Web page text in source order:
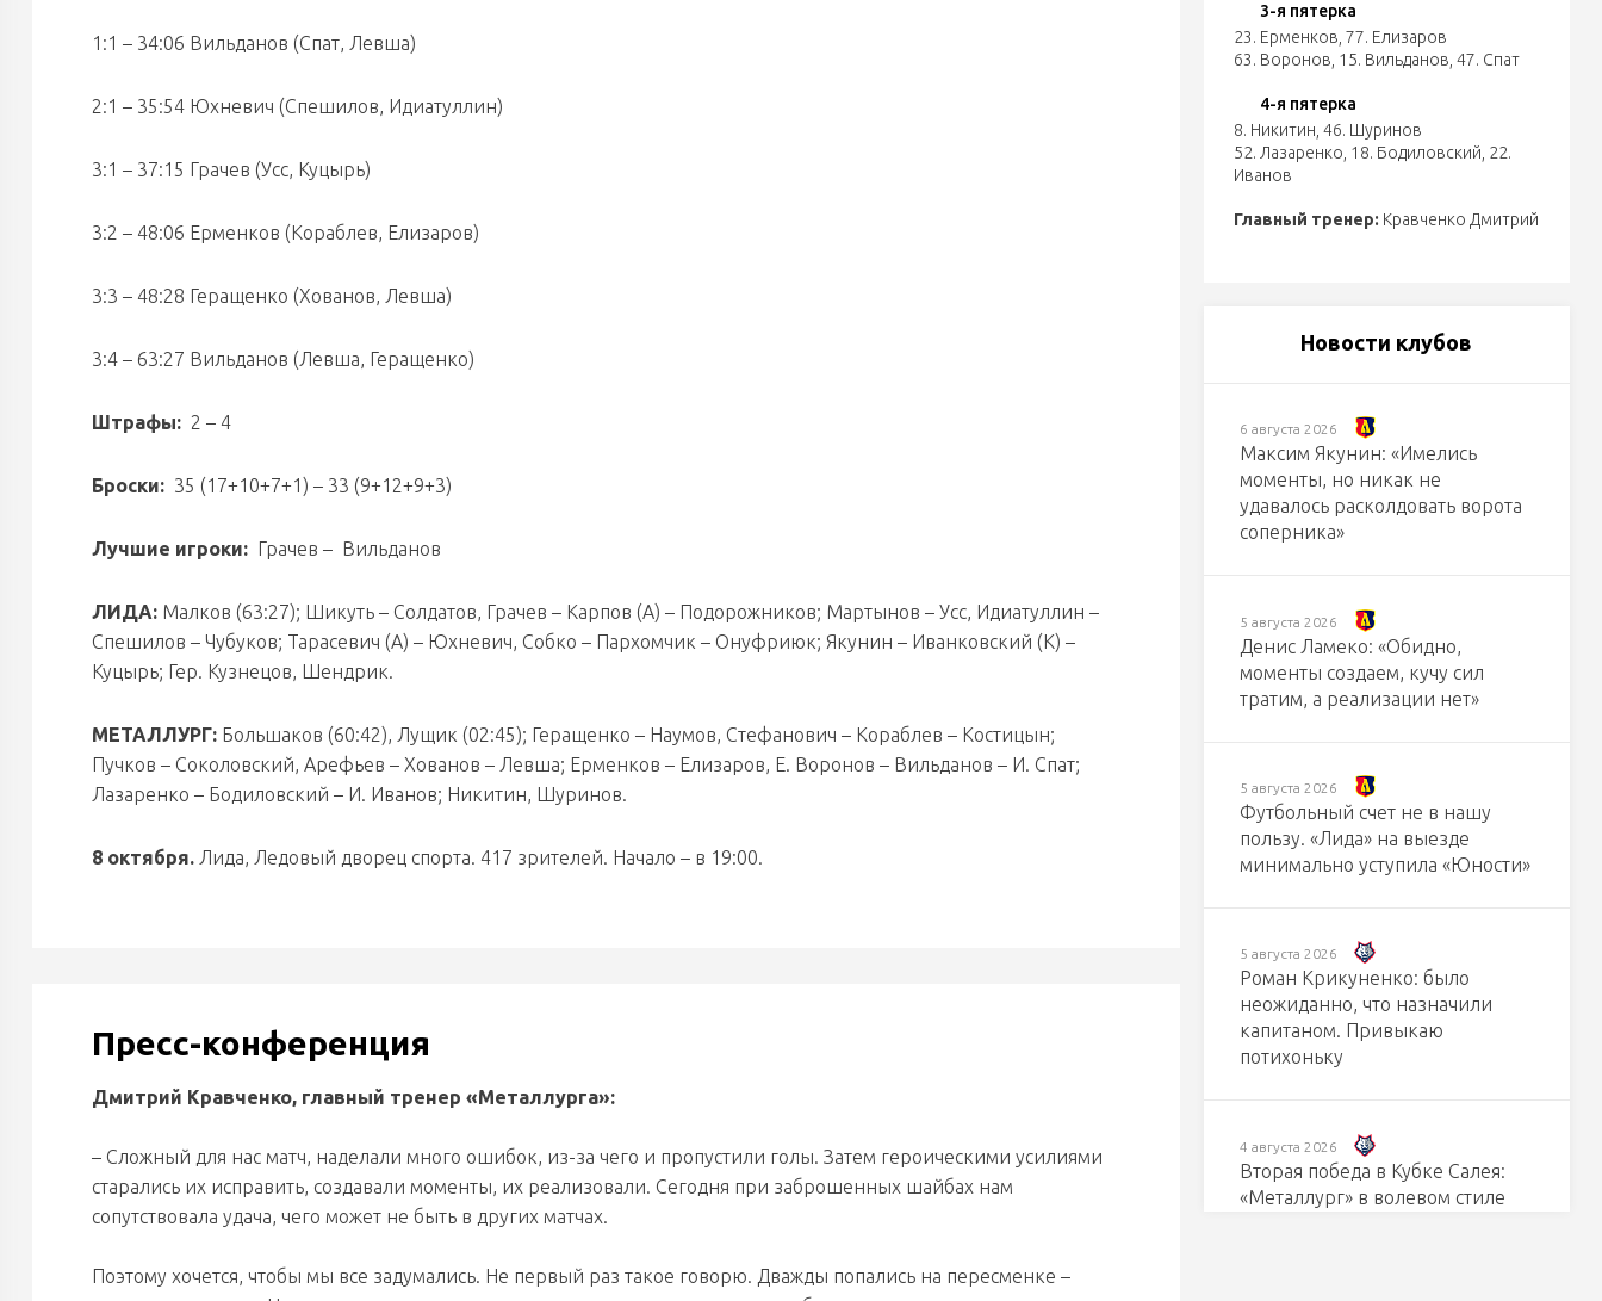
1:1 – 34:06 Вильданов (Спат, Левша)
2:1 – 35:54 Юхневич (Спешилов, Идиатуллин)
3:1 – 37:15 Грачев (Усс, Куцырь)
3:2 – 48:06 Ерменков (Кораблев, Елизаров)
3:3 – 48:28 Геращенко (Хованов, Левша)
3:4 – 63:27 Вильданов (Левша, Геращенко)
Штрафы: 2 – 4
Броски: 35 (17+10+7+1) – 33 (9+12+9+3)
Лучшие игроки: Грачев – Вильданов
ЛИДА: Малков (63:27); Шикуть – Солдатов, Грачев – Карпов (А) – Подорожников; Мартынов – Усс, Идиатуллин –
Спешилов – Чубуков; Тарасевич (А) – Юхневич, Собко – Пархомчик – Онуфриюк; Якунин – Иванковский (К) –
Куцырь; Гер. Кузнецов, Шендрик.
МЕТАЛЛУРГ: Большаков (60:42), Лущик (02:45); Геращенко – Наумов, Стефанович – Кораблев – Костицын;
Пучков – Соколовский, Арефьев – Хованов – Левша; Ерменков – Елизаров, Е. Воронов – Вильданов – И. Спат;
Лазаренко – Бодиловский – И. Иванов; Никитин, Шуринов.
8 октября. Лида, Ледовый дворец спорта. 417 зрителей. Начало – в 19:00.
Пресс-конференция
Дмитрий Кравченко, главный тренер «Металлурга»:
– Сложный для нас матч, наделали много ошибок, из-за чего и пропустили голы. Затем героическими усилиями
старались их исправить, создавали моменты, их реализовали. Сегодня при заброшенных шайбах нам
сопутствовала удача, чего может не быть в других матчах.
Поэтому хочется, чтобы мы все задумались. Не первый раз такое говорю. Дважды попались на пересменке –
3-я пятерка
23. Ерменков 77. Елизаров
63. Воронов 15. Вильданов 47. Спат
4-я пятерка
8. Никитин 46. Шуринов
52. Лазаренко 18. Бодиловский 22.
Иванов
Главный тренер: Кравченко Дмитрий
Новости клубов
6 августа 2026
Максим Якунин: «Имелись
моменты, но никак не
удавалось расколдовать ворота
соперника»
5 августа 2026
Денис Ламеко: «Обидно,
моменты создаем, кучу сил
тратим, а реализации нет»
5 августа 2026
Футбольный счет не в нашу
пользу. «Лида» на выезде
минимально уступила «Юности»
5 августа 2026
Роман Крикуненко: было
неожиданно, что назначили
капитаном. Привыкаю
потихоньку
4 августа 2026
Вторая победа в Кубке Салея:
«Металлург» в волевом стиле